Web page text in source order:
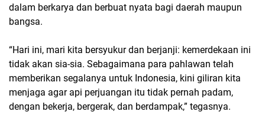
dalam berkarya dan berbuat nyata bagi daerah maupun
bangsa.
“Hari ini, mari kita bersyukur dan berjanji: kemerdekaan ini
tidak akan sia-sia. Sebagaimana para pahlawan telah
memberikan segalanya untuk Indonesia, kini giliran kita
menjaga agar api perjuangan itu tidak pernah padam,
dengan bekerja, bergerak, dan berdampak,” tegasnya.